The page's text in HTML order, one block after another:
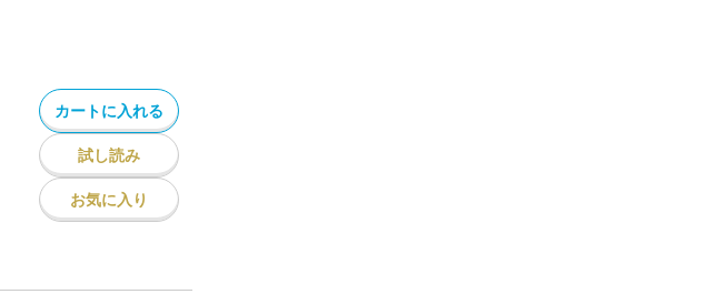
カートに入れる
試し読み
お気に入り